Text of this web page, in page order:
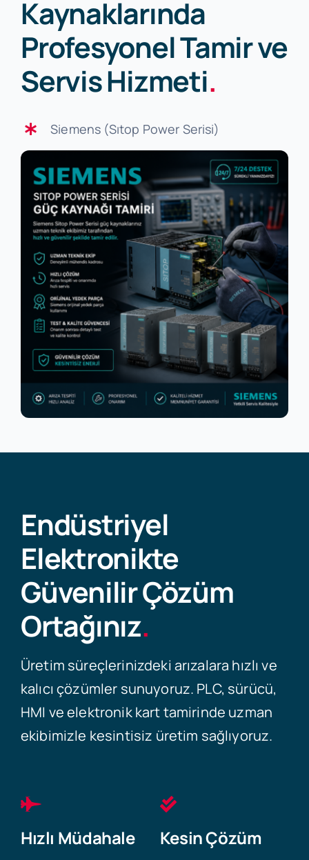
Kaynaklarında
Profesyonel Tamir ve
Servis Hizmeti.
Siemens (Sıtop Power Serisi)
Endüstriyel
Elektronikte
Güvenilir Çözüm
Ortağınız.
Üretim süreçlerinizdeki arızalara hızlı ve
kalıcı çözümler sunuyoruz. PLC, sürücü,
HMI ve elektronik kart tamirinde uzman
ekibimizle kesintisiz üretim sağlıyoruz.
Hızlı Müdahale Kesin Çözüm